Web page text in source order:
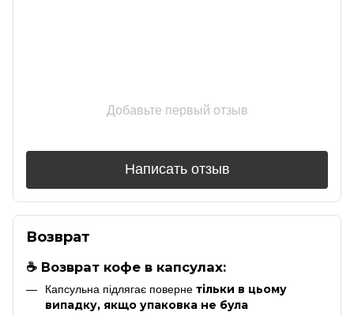
Добавьте первый отзыв
Написать отзыв
Возврат
☕ Возврат кофе в капсулах:
Капсульна підлягає поверне тільки в цьому
випадку, якщо упаковка не була